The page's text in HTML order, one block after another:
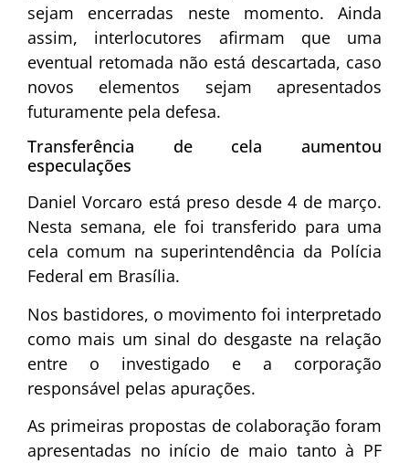
sejam encerradas neste momento. Ainda
assim, interlocutores afirmam que uma
eventual retomada não está descartada, caso
novos elementos sejam apresentados
futuramente pela defesa.
Transferência de cela aumentou
especulações
Daniel Vorcaro está preso desde 4 de março.
Nesta semana, ele foi transferido para uma
cela comum na superintendência da Polícia
Federal em Brasília.
Nos bastidores, o movimento foi interpretado
como mais um sinal do desgaste na relação
entre o investigado e a corporação
responsável pelas apurações.
As primeiras propostas de colaboração foram
apresentadas no início de maio tanto à PF